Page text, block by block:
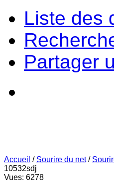
Liste des
Partager
Accueil / Sourire du net /
10532sdj
Vues: 6278